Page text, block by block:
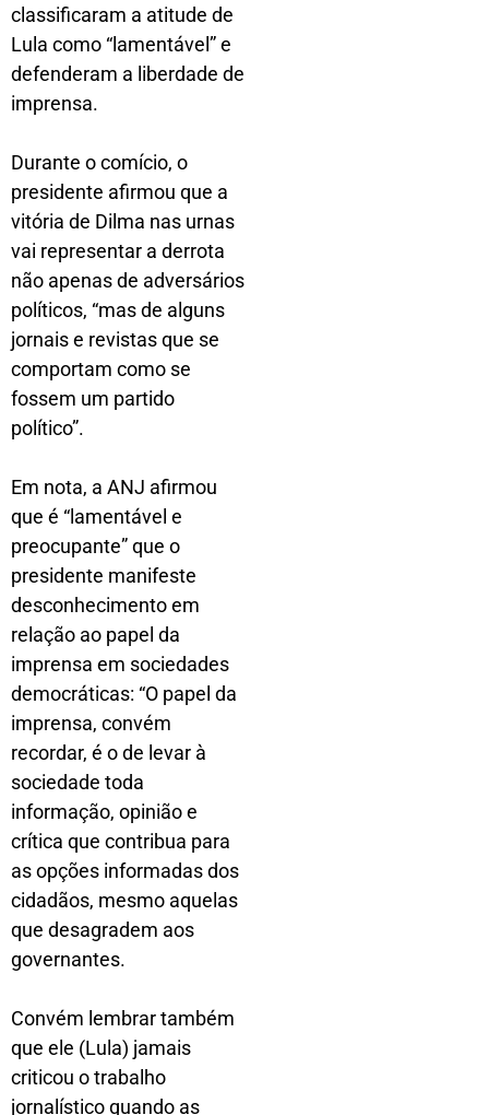
classificaram a atitude de
Lula como “lamentável” e
defenderam a liberdade de
imprensa.
Durante o comício, o
presidente afirmou que a
vitória de Dilma nas urnas
vai representar a derrota
não apenas de adversários
políticos, “mas de alguns
jornais e revistas que se
comportam como se
fossem um partido
político”.
Em nota, a ANJ afirmou
que é “lamentável e
preocupante” que o
presidente manifeste
desconhecimento em
relação ao papel da
imprensa em sociedades
democráticas: “O papel da
imprensa, convém
recordar, é o de levar à
sociedade toda
informação, opinião e
crítica que contribua para
as opções informadas dos
cidadãos, mesmo aquelas
que desagradem aos
governantes.
Convém lembrar também
que ele (Lula) jamais
criticou o trabalho
jornalístico quando as